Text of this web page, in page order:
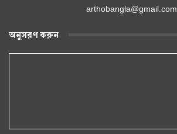
arthobangla@gmail.com
অনুসরণ করুন